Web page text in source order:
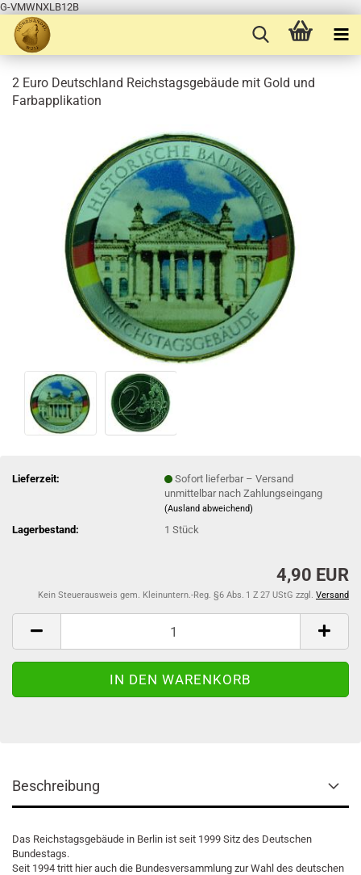
G-VMWNXLB12B
2 Euro Deutschland Reichstagsgebäude mit Gold und
Farbapplikation
Lieferzeit:
Sofort lieferbar – Versand
unmittelbar nach Zahlungseingang
(Ausland abweichend)
Lagerbestand: 1Stück
4,90 EUR
Kein Steuerausweis gem. Kleinuntern.-Reg. §6 Abs. 1 Z 27 UStG zzgl. Versand
Beschreibung
Das Reichstagsgebäude in Berlin ist seit 1999 Sitz des Deutschen
Bundestags.
Seit 1994 tritt hier auch die Bundesversammlung zur Wahl des deutschen